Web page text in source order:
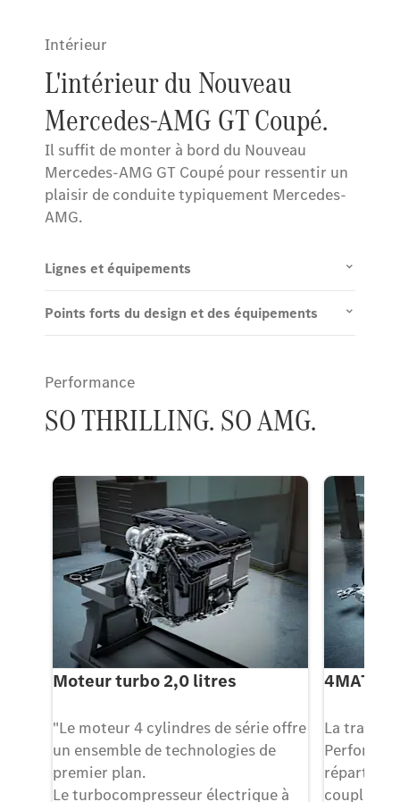
Intérieur
L'intérieur du Nouveau
Mercedes-AMG GT Coupé.
Il suffit de monter à bord du Nouveau
Mercedes-AMG GT Coupé pour ressentir un
plaisir de conduite typiquement Mercedes-
AMG.
Lignes et équipements
Points forts du design et des équipements
Performance
SO THRILLING. SO AMG.
Moteur turbo 2,0 litres
"Le moteur 4 cylindres de série offre
un ensemble de technologies de
premier plan.
Le turbocompresseur électrique à
La
couple